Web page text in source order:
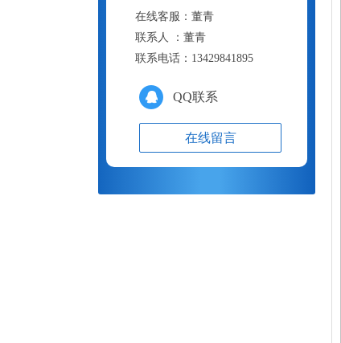
在线客服： 董青
联系人 ： 董青
联系电话： 13429841895
QQ联系
在线留言